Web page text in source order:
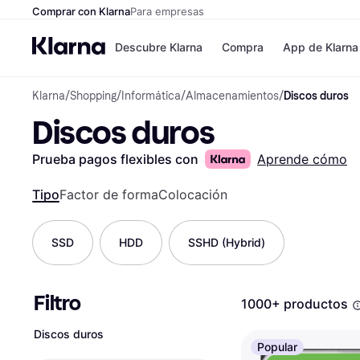
Comprar con KlarnaPara empresas
Descubre Klarna
Formas de pago
Paga en 3 plazos
Paga en 30 días
Compra
Tiendas
Zalando Prive
Zara
Directorio de
App de Klarna
Klarna/Shopping/ Informática/Almacenamientos/Discos duros
Discos duros
Prueba pagos flexibles con Aprende cómo
TipoFactor de formaColocación
SSD HDD SSHD (Hybrid)
Filtro
Discos duros
1000+ productos
Popular